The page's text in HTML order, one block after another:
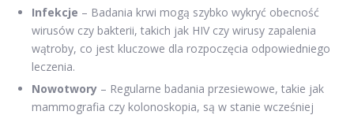
Infekcje – Badania krwi mogą szybko wykryć obecność
wirusów czy bakterii, takich jak HIV czy wirusy zapalenia
wątroby, co jest kluczowe dla rozpoczęcia odpowiedniego
leczenia.
Nowotwory – Regularne badania przesiewowe, takie jak
mammografia czy kolonoskopia, są w stanie wcześniej